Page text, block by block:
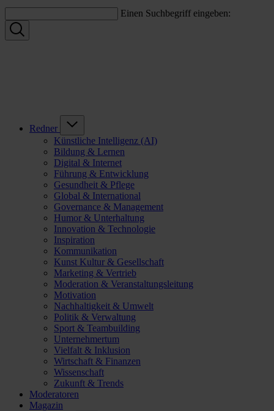
Einen Suchbegriff eingeben:
Redner
Künstliche Intelligenz (AI)
Bildung & Lernen
Digital & Internet
Führung & Entwicklung
Gesundheit & Pflege
Global & International
Governance & Management
Humor & Unterhaltung
Innovation & Technologie
Inspiration
Kommunikation
Kunst Kultur & Gesellschaft
Marketing & Vertrieb
Moderation & Veranstaltungsleitung
Motivation
Nachhaltigkeit & Umwelt
Politik & Verwaltung
Sport & Teambuilding
Unternehmertum
Vielfalt & Inklusion
Wirtschaft & Finanzen
Wissenschaft
Zukunft & Trends
Moderatoren
Magazin